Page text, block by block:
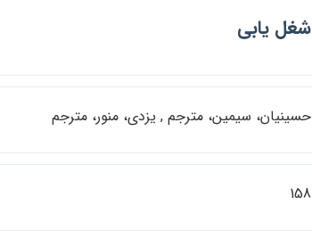
شغل يابي
حسينيان، سيمين، مترجم , يزدي، منور، مترجم
158